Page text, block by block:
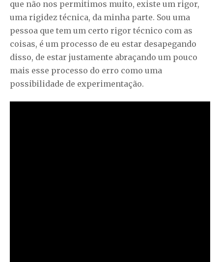
que não nos permitimos muito, existe um rigor,
uma rigidez técnica, da minha parte. Sou uma
pessoa que tem um certo rigor técnico com as
coisas, é um processo de eu estar desapegando
disso, de estar justamente abraçando um pouco
mais esse processo do erro como uma
possibilidade de experimentação.